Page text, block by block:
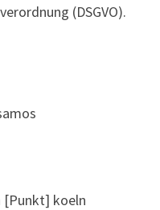
(DSGVO).
[Punkt] koeln